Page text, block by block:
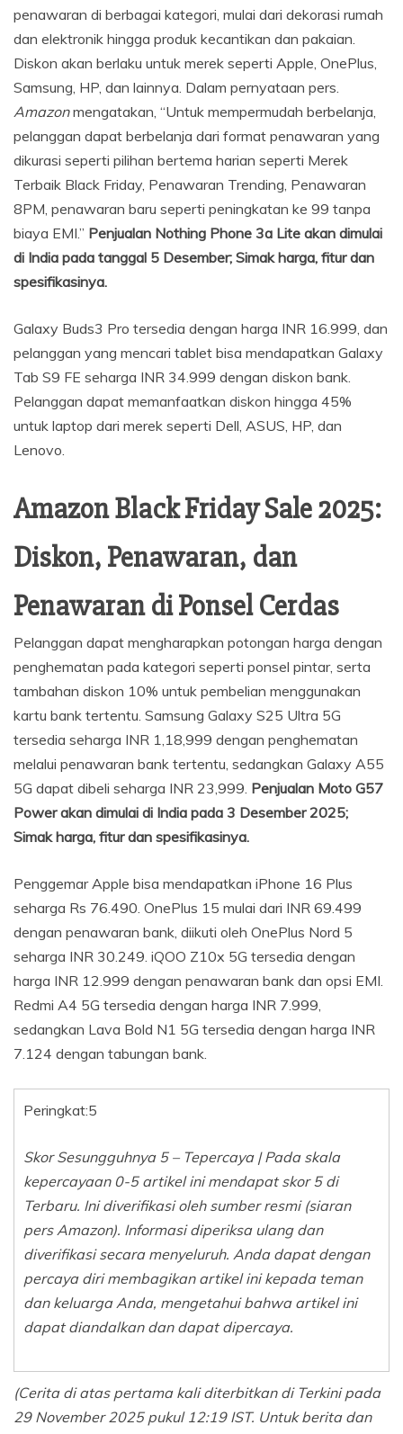
penawaran di berbagai kategori, mulai dari dekorasi rumah
dan elektronik hingga produk kecantikan dan pakaian.
Diskon akan berlaku untuk merek seperti Apple, OnePlus,
Samsung, HP, dan lainnya. Dalam pernyataan pers.
Amazonmengatakan, “Untuk mempermudah berbelanja,
pelanggan dapat berbelanja dari format penawaran yang
dikurasi seperti pilihan bertema harian seperti Merek
Terbaik Black Friday, Penawaran Trending, Penawaran
8PM, penawaran baru seperti peningkatan ke 99 tanpa
biaya EMI.” Penjualan Nothing Phone 3a Lite akan dimulai
di India pada tanggal 5 Desember; Simak harga, fitur dan
spesifikasinya.
Galaxy Buds3 Pro tersedia dengan harga INR 16.999, dan
pelanggan yang mencari tablet bisa mendapatkan Galaxy
Tab S9 FE seharga INR 34.999 dengan diskon bank.
Pelanggan dapat memanfaatkan diskon hingga 45%
untuk laptop dari merek seperti Dell, ASUS, HP, dan
Lenovo.
Amazon Black Friday Sale 2025:
Diskon, Penawaran, dan
Penawaran di Ponsel Cerdas
Pelanggan dapat mengharapkan potongan harga dengan
penghematan pada kategori seperti ponsel pintar, serta
tambahan diskon 10% untuk pembelian menggunakan
kartu bank tertentu. Samsung Galaxy S25 Ultra 5G
tersedia seharga INR 1,18,999 dengan penghematan
melalui penawaran bank tertentu, sedangkan Galaxy A55
5G dapat dibeli seharga INR 23,999. Penjualan Moto G57
Power akan dimulai di India pada 3 Desember 2025;
Simak harga, fitur dan spesifikasinya.
Penggemar Apple bisa mendapatkan iPhone 16 Plus
seharga Rs 76.490. OnePlus 15 mulai dari INR 69.499
dengan penawaran bank, diikuti oleh OnePlus Nord 5
seharga INR 30.249. iQOO Z10x 5G tersedia dengan
harga INR 12.999 dengan penawaran bank dan opsi EMI.
Redmi A4 5G tersedia dengan harga INR 7.999,
sedangkan Lava Bold N1 5G tersedia dengan harga INR
7.124 dengan tabungan bank.
Peringkat:5
Skor Sesungguhnya 5 – Tepercaya | Pada skala
kepercayaan 0-5 artikel ini mendapat skor 5 di
Terbaru. Ini diverifikasi oleh sumber resmi (siaran
pers Amazon). Informasi diperiksa ulang dan
diverifikasi secara menyeluruh. Anda dapat dengan
percaya diri membagikan artikel ini kepada teman
dan keluarga Anda, mengetahui bahwa artikel ini
dapat diandalkan dan dapat dipercaya.
(Cerita di atas pertama kali diterbitkan di Terkini pada
29 November 2025 pukul 12:19 IST. Untuk berita dan